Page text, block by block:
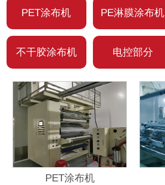
PET涂布机 PE淋膜涂布机
不干胶涂布机 电控部分
PET涂布机